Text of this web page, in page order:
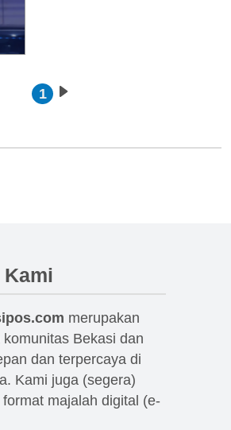
1 Next page
Kami
merupakan
Bekasi dan
dan terpercaya di
Kami juga (segera)
majalah digital (e-